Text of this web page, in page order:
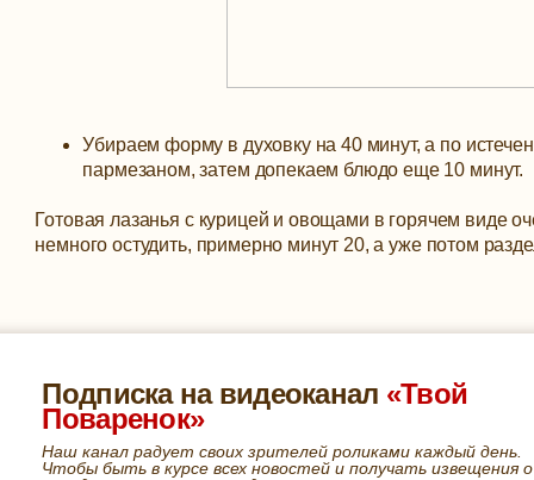
Убираем форму в духовку на 40 минут, а по
пармезаном, затем допекаем блюдо еще 10 минут.
Готовая лазанья с курицей и овощами в горячем виде
немного остудить, примерно минут 20, а уже потом
Подписка на видеоканал «Твой
Поваренок»
Наш канал радует своих зрителей роликами каждый день.
Чтобы быть в курсе всех новостей и получать извещения о